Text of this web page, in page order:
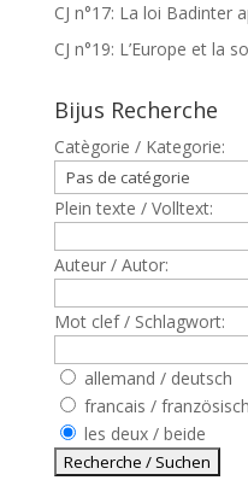
CJ n°17: La loi Badinter
CJ n°19: L’Europe et la
Bijus Recherche
Catègorie / Kategorie:
Plein texte / Volltext:
Auteur / Autor:
Mot clef / Schlagwort:
allemand / deutsch
francais / französisch
les deux / beide